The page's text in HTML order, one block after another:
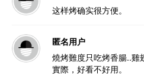
这样烤确实很方便。
匿名用户
燒烤難度只吃烤香腸..雞
實際，好看不好用。